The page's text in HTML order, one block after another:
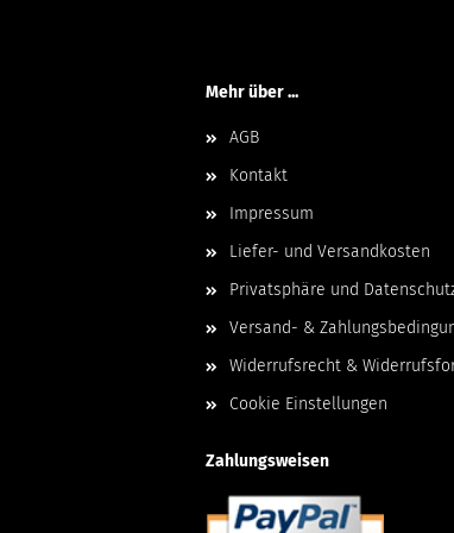
Mehr über ...
AGB
Kontakt
Impressum
Liefer- und Versandkosten
Privatsphäre und
Versand- &
Widerrufsrecht &
Cookie Einstellungen
Zahlungsweisen